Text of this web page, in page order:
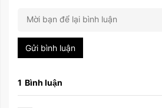
Gửi bình luận
1 Bình luận